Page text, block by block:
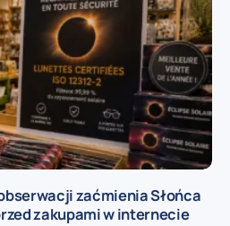
zaćmienia Słońca
zakupami w internecie